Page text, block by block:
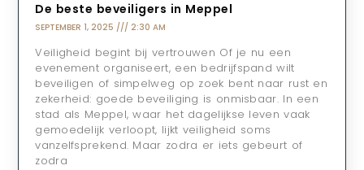
De beste beveiligers in Meppel
SEPTEMBER 1, 2025 2:30 AM
Veiligheid begint bij vertrouwen Of je nu een
evenement organiseert, een bedrijfspand wilt
beveiligen of simpelweg op zoek bent naar rust en
zekerheid: goede beveiliging is onmisbaar. In een
stad als Meppel, waar het dagelijkse leven vaak
gemoedelijk verloopt, lijkt veiligheid soms
vanzelfsprekend. Maar zodra er iets gebeurt of
zodra